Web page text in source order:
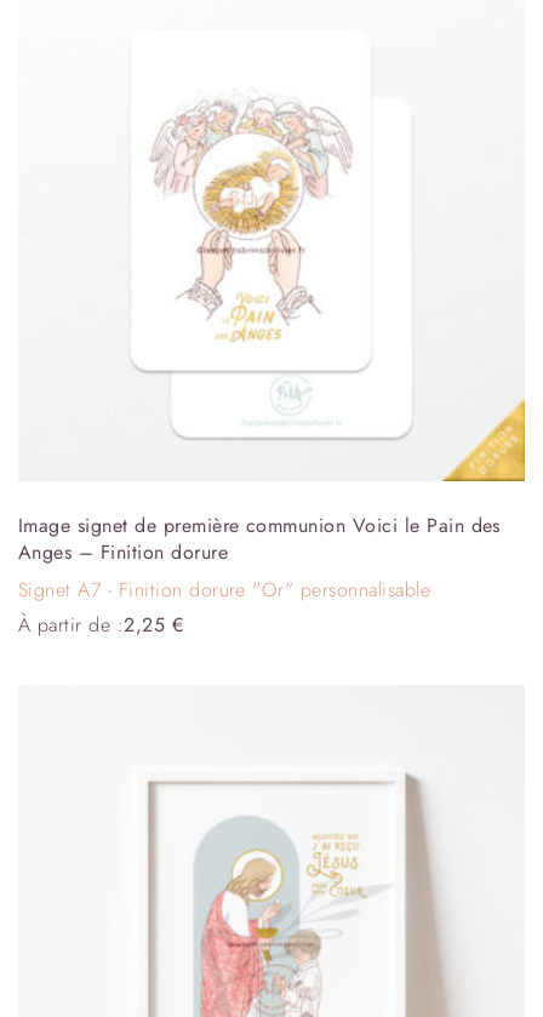
Image signet de première communion Voici le Pain des
Anges – Finition dorure
Signet A7 - Finition dorure "Or" personnalisable
À partir de :2,25 €